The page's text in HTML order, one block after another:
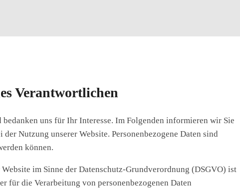
Verantwortlichen
bedanken uns für Ihr Interesse. Im Folgenden informieren wir Sie
Nutzung unserer Website. Personenbezogene Daten sind
können.
im Sinne der Datenschutz-Grundverordnung (DSGVO) ist
für die Verarbeitung von personenbezogenen Daten